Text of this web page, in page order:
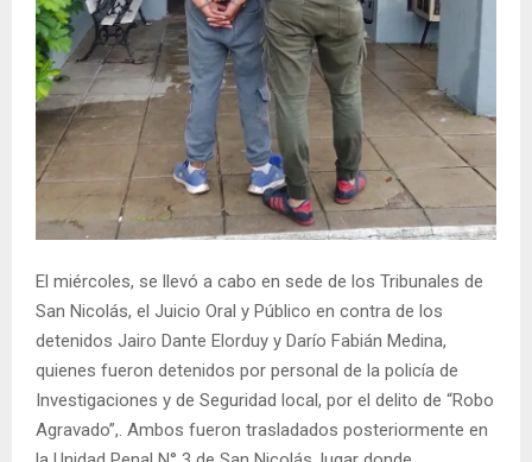
El miércoles, se llevó a cabo en sede de los Tribunales de
San Nicolás, el Juicio Oral y Público en contra de los
detenidos Jairo Dante Elorduy y Darío Fabián Medina,
quienes fueron detenidos por personal de la policía de
Investigaciones y de Seguridad local, por el delito de “Robo
Agravado”,. Ambos fueron trasladados posteriormente en